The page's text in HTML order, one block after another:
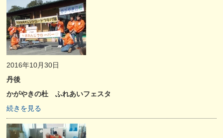
2016年10月30日
丹後
かがやきの杜 ふれあいフェスタ
続きを見る